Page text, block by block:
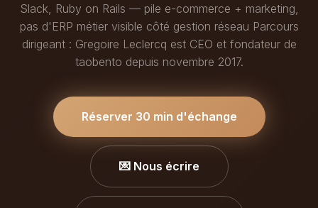
Slack, Ruby on Rails — pile e-commerce + marketing,
pas d'ERP métier visible côté gestion réseau Parcours
dirigeant : Gregoire Leclercq est CEO et fondateur de
taobento depuis novembre 2017.
Réserver 30 min d'échange
💌 Nous écrire